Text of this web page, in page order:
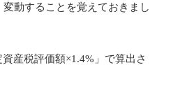
動することを覚えておきまし
産税評価額×1.4%」で算出さ